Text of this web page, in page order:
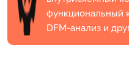
функциональный
DFM-анализ и